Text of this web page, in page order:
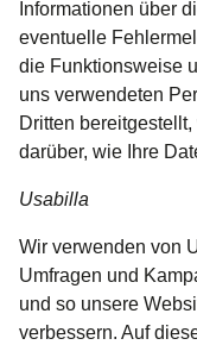
Informationen über
eventuelle
die Funktionsweise
uns verwendeten
Dritten
darüber, wie Ihre
Usabilla
Wir verwenden von
Umfragen und
und so unsere
verbessern. Auf